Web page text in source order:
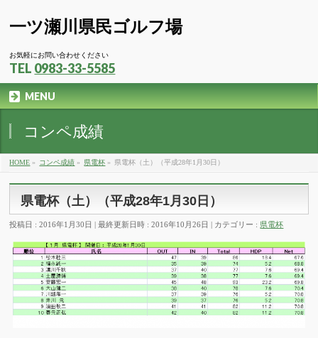
一ツ瀬川県民ゴルフ場
お気軽にお問い合わせください
TEL 0983-33-5585
MENU
コンペ成績
HOME » コンペ成績 » 県電杯 » 県電杯（土）（平成28年1月30日）
県電杯（土）（平成28年1月30日）
投稿日 : 2016年1月30日 最終更新日時 : 2016年10月26日 カテゴリー : 県電杯